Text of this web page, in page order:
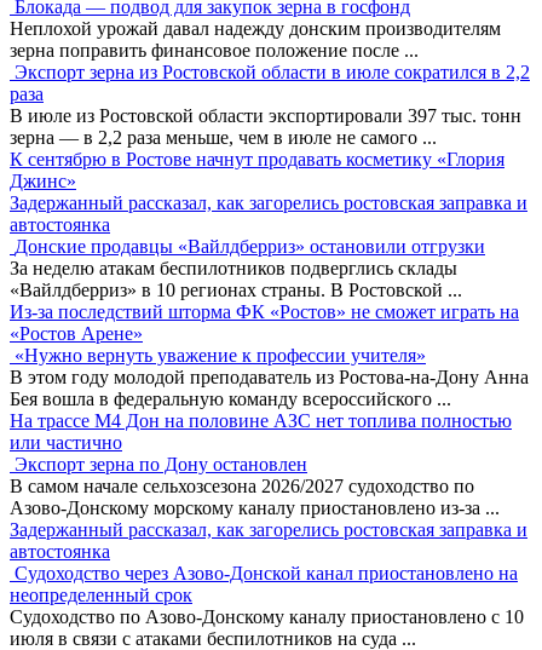
Блокада — подвод для закупок зерна в госфонд
Неплохой урожай давал надежду донским производителям
зерна поправить финансовое положение после ...
Экспорт зерна из Ростовской области в июле сократился в 2,2
раза
В июле из Ростовской области экспортировали 397 тыс. тонн
зерна — в 2,2 раза меньше, чем в июле не самого ...
К сентябрю в Ростове начнут продавать косметику «Глория
Джинс»
Задержанный рассказал, как загорелись ростовская заправка и
автостоянка
Донские продавцы «Вайлдберриз» остановили отгрузки
За неделю атакам беспилотников подверглись склады
«Вайлдберриз» в 10 регионах страны. В Ростовской ...
Из-за последствий шторма ФК «Ростов» не сможет играть на
«Ростов Арене»
«Нужно вернуть уважение к профессии учителя»
В этом году молодой преподаватель из Ростова-на-Дону Анна
Бея вошла в федеральную команду всероссийского ...
На трассе М4 Дон на половине АЗС нет топлива полностью
или частично
Экспорт зерна по Дону остановлен
В самом начале сельхозсезона 2026/2027 судоходство по
Азово-Донскому морскому каналу приостановлено из-за ...
Задержанный рассказал, как загорелись ростовская заправка и
автостоянка
Судоходство через Азово-Донской канал приостановлено на
неопределенный срок
Судоходство по Азово-Донскому каналу приостановлено с 10
июля в связи с атаками беспилотников на суда ...